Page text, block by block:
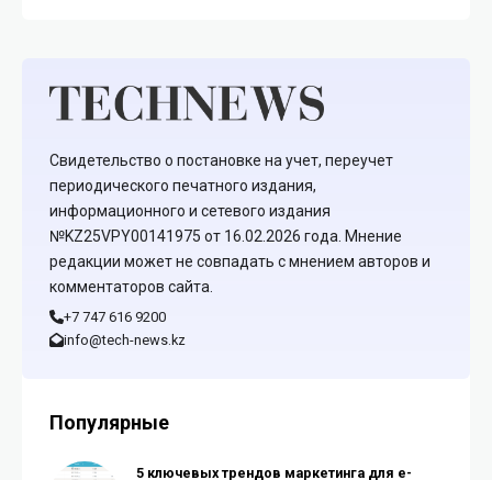
Свидетельство о постановке на учет, переучет
периодического печатного издания,
информационного и сетевого издания
№KZ25VPY00141975 от 16.02.2026 года. Мнение
редакции может не совпадать с мнением авторов и
комментаторов сайта.
+7 747 616 9200
info@tech-news.kz
Популярные
5 ключевых трендов маркетинга для e-